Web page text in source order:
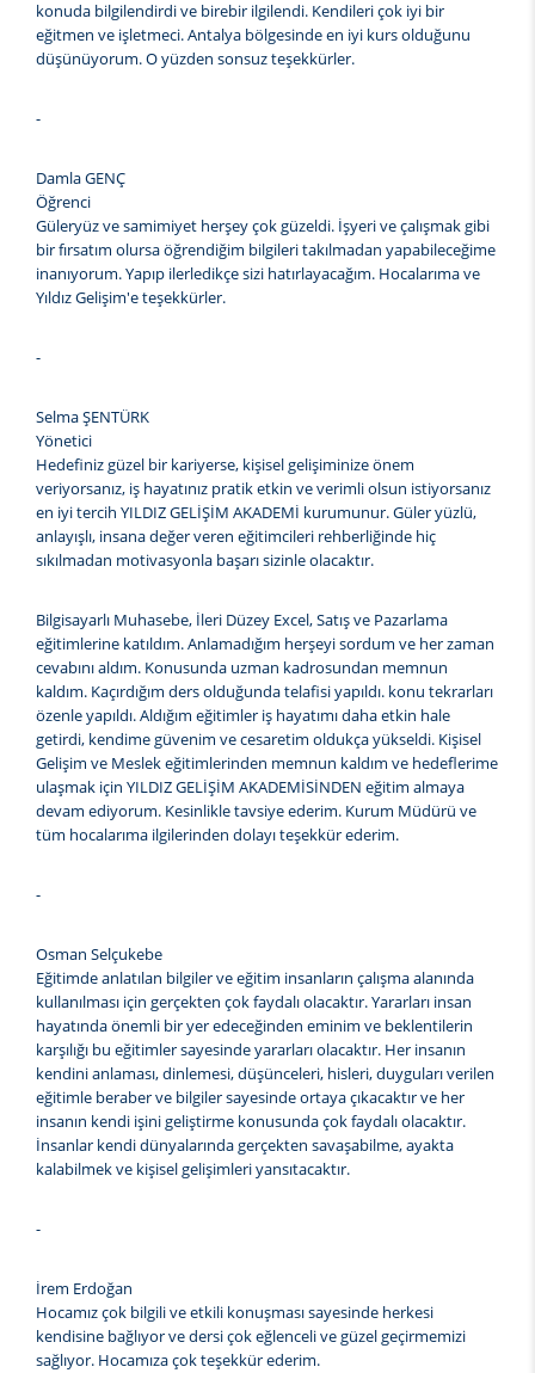
konuda bilgilendirdi ve birebir ilgilendi. Kendileri çok iyi bir
eğitmen ve işletmeci. Antalya bölgesinde en iyi kurs olduğunu
düşünüyorum. O yüzden sonsuz teşekkürler.
-
Damla GENÇ
Öğrenci
Güleryüz ve samimiyet herşey çok güzeldi. İşyeri ve çalışmak gibi
bir fırsatım olursa öğrendiğim bilgileri takılmadan yapabileceğime
inanıyorum. Yapıp ilerledikçe sizi hatırlayacağım. Hocalarıma ve
Yıldız Gelişim'e teşekkürler.
-
Selma ŞENTÜRK
Yönetici
Hedefiniz güzel bir kariyerse, kişisel gelişiminize önem
veriyorsanız, iş hayatınız pratik etkin ve verimli olsun istiyorsanız
en iyi tercih YILDIZ GELİŞİM AKADEMİ kurumunur. Güler yüzlü,
anlayışlı, insana değer veren eğitimcileri rehberliğinde hiç
sıkılmadan motivasyonla başarı sizinle olacaktır.
Bilgisayarlı Muhasebe, İleri Düzey Excel, Satış ve Pazarlama
eğitimlerine katıldım. Anlamadığım herşeyi sordum ve her zaman
cevabını aldım. Konusunda uzman kadrosundan memnun
kaldım. Kaçırdığım ders olduğunda telafisi yapıldı. konu tekrarları
özenle yapıldı. Aldığım eğitimler iş hayatımı daha etkin hale
getirdi, kendime güvenim ve cesaretim oldukça yükseldi. Kişisel
Gelişim ve Meslek eğitimlerinden memnun kaldım ve hedeflerime
ulaşmak için YILDIZ GELİŞİM AKADEMİSİNDEN eğitim almaya
devam ediyorum. Kesinlikle tavsiye ederim. Kurum Müdürü ve
tüm hocalarıma ilgilerinden dolayı teşekkür ederim.
-
Osman Selçukebe
Eğitimde anlatılan bilgiler ve eğitim insanların çalışma alanında
kullanılması için gerçekten çok faydalı olacaktır. Yararları insan
hayatında önemli bir yer edeceğinden eminim ve beklentilerin
karşılığı bu eğitimler sayesinde yararları olacaktır. Her insanın
kendini anlaması, dinlemesi, düşünceleri, hisleri, duyguları verilen
eğitimle beraber ve bilgiler sayesinde ortaya çıkacaktır ve her
insanın kendi işini geliştirme konusunda çok faydalı olacaktır.
İnsanlar kendi dünyalarında gerçekten savaşabilme, ayakta
kalabilmek ve kişisel gelişimleri yansıtacaktır.
-
İrem Erdoğan
Hocamız çok bilgili ve etkili konuşması sayesinde herkesi
kendisine bağlıyor ve dersi çok eğlenceli ve güzel geçirmemizi
sağlıyor. Hocamıza çok teşekkür ederim.